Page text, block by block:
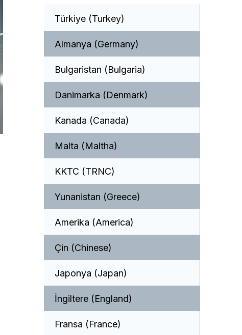
Türkiye (Turkey)
Almanya (Germany)
Bulgaristan (Bulgaria)
Danimarka (Denmark)
Kanada (Canada)
Malta (Maltha)
KKTC (TRNC)
Yunanistan (Greece)
Amerika (America)
Çin (Chinese)
Japonya (Japan)
İngiltere (England)
Fransa (France)